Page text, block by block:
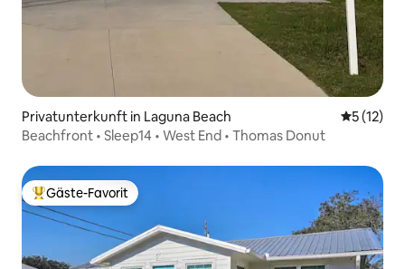
Privatunterkunft in Laguna Beach
5 (12)
Beachfront • Sleep14 • West End • Thomas Donut
Beliebter Gäste-Favorit.
Gäste-Favorit